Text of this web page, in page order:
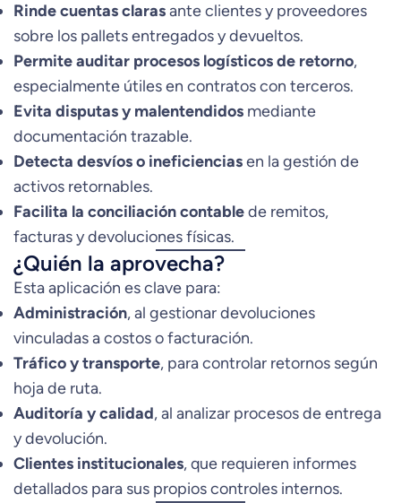
Rinde cuentas clarasante clientes y proveedores
sobre los pallets entregados y devueltos.
Permite auditar procesos logísticos de retorno,
especialmente útiles en contratos con terceros.
Evita disputas y malentendidos mediante
documentación trazable.
Detecta desvíos o ineficienciasen la gestión de
activos retornables.
Facilita la conciliación contablede remitos,
facturas y devoluciones físicas.
¿Quién la aprovecha?
Esta aplicación es clave para:
Administración, al gestionar devoluciones
vinculadas a costos o facturación.
Tráfico y transporte, para controlar retornos según
hoja de ruta.
Auditoría y calidad, al analizar procesos de entrega
y devolución.
Clientes institucionales, que requieren informes
detallados para sus propios controles internos.